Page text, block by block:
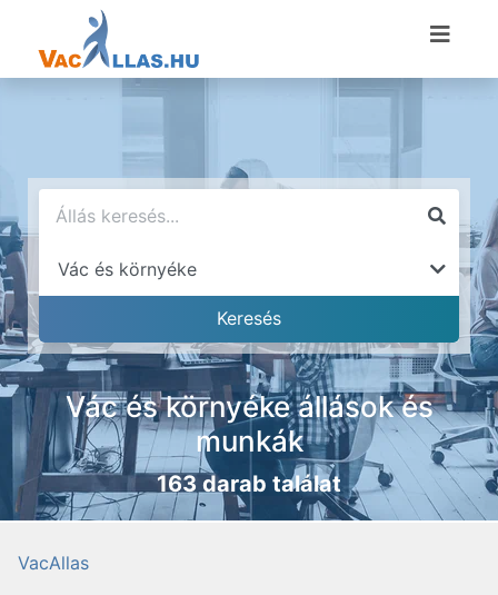
Vác és környéke állások és
munkák
163 darab találat
VacAllas